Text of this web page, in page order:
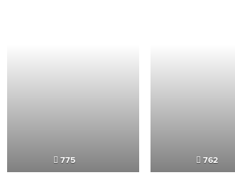
775 762